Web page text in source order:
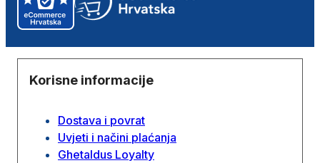
Korisne informacije
Dostava i povrat
Uvjeti i načini plaćanja
Ghetaldus Loyalty